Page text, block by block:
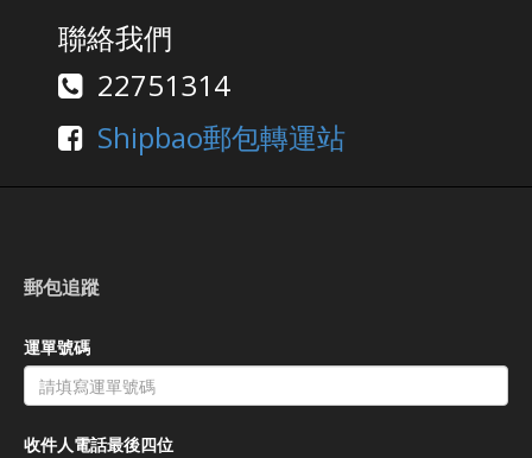
聯絡我們
22751314
Shipbao郵包轉運站
郵包追蹤
運單號碼
收件人電話最後四位